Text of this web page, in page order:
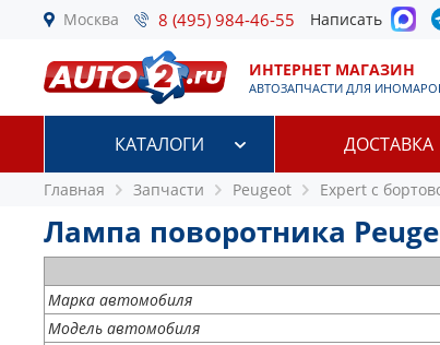
Москва 8 (495) 984-46-55 Написать
ИНТЕРНЕТ МАГАЗИН
АВТОЗАПЧАСТИ ДЛЯ
КАТАЛОГИ ДОСТАВКА
Главная Запчасти Peugeot Expert c
Лампа поворотника
Марка автомобиля
Модель автомобиля